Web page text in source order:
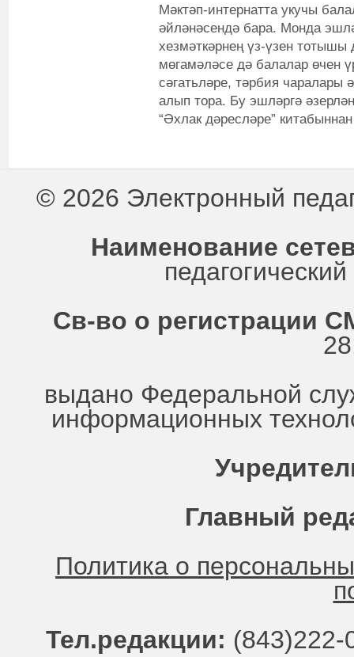
Мәктәп-интернатта укучы
әйләнәсендә бара. Монда
хезмәткәрнең үз-үзен тотышы
мөгамәләсе дә балалар өчен
сәгатьләре, тәрбия
алып тора. Бу эшләргә
“Әхлак дәресләре”
© 2026 Электронный
Наименование
Св-во о регистрации
выдано Федеральной
информационных
Главный
Политика о
Тел.редакции: